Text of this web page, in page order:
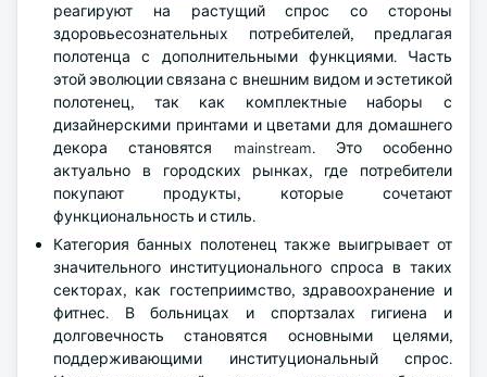
реагируют на растущий спрос со стороны
здоровьесознательных потребителей, предлагая
полотенца с дополнительными функциями. Часть
этой эволюции связана с внешним видом и эстетикой
полотенец, так как комплектные наборы с
дизайнерскими принтами и цветами для домашнего
декора становятся mainstream. Это особенно
актуально в городских рынках, где потребители
покупают продукты, которые сочетают
функциональность и стиль.
Категория банных полотенец также выигрывает от
значительного институционального спроса в таких
секторах, как гостеприимство, здравоохранение и
фитнес. В больницах и спортзалах гигиена и
долговечность становятся основными целями,
поддерживающими институциональный спрос.